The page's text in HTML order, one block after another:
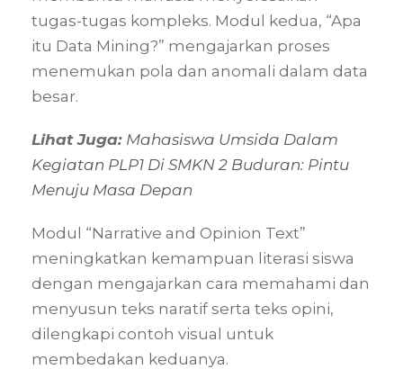
tugas-tugas kompleks. Modul kedua, “Apa
itu Data Mining?” mengajarkan proses
menemukan pola dan anomali dalam data
besar.
Lihat Juga: Mahasiswa Umsida Dalam
Kegiatan PLP1 Di SMKN 2 Buduran: Pintu
Menuju Masa Depan
Modul “Narrative and Opinion Text”
meningkatkan kemampuan literasi siswa
dengan mengajarkan cara memahami dan
menyusun teks naratif serta teks opini,
dilengkapi contoh visual untuk
membedakan keduanya.